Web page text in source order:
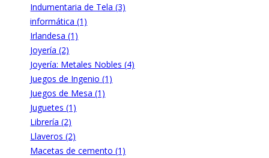
Indumentaria de Tela (3)
informática (1)
Irlandesa (1)
Joyería (2)
Joyería: Metales Nobles (4)
Juegos de Ingenio (1)
Juegos de Mesa (1)
Juguetes (1)
Librería (2)
Llaveros (2)
Macetas de cemento (1)